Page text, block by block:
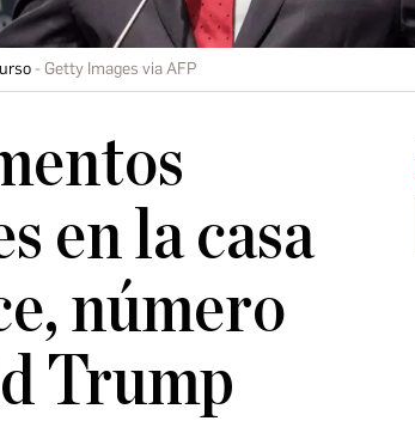
Getty Images via AFP
en la casa
número
Trump